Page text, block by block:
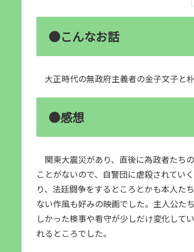
●こんなお話
大正時代の無政府主義者の金子文子と朴
●感想
関東大震災があり、直後に為政者たち
ことがないので、自警団に虐殺されてい
り、法廷闘争をするところとかも本人た
ない作風も好みの映画でした。主人公た
しかった検事や看守が少しだけ変化して
れるところでした。